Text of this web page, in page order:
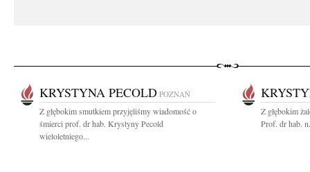
KRYSTYNA PECOLD POZNAŃ
Z głębokim smutkiem przyjęliśmy wiadomość o
śmierci prof. dr hab. Krystyny Pecold
wieloletniego...
Z głębokim
Prof. dr hab.